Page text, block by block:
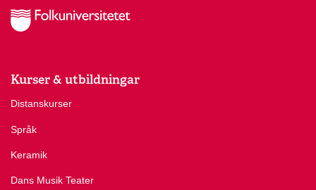
Kurser & utbildningar
Distanskurser
Språk
Keramik
Dans Musik Teater